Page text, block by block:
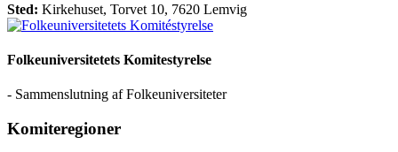
Sted: Kirkehuset, Torvet 10, 7620 Lemvig
Folkeuniversitetets Komitestyrelse
- Sammenslutning af Folkeuniversiteter
Komiteregioner